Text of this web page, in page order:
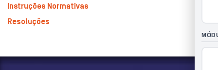
Instruções Normativas
Resoluções